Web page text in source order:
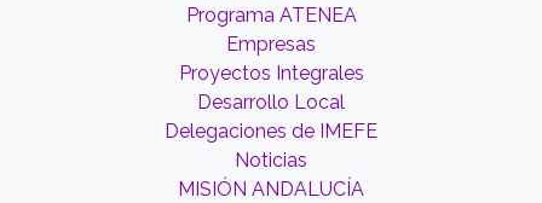
Programa ATENEA
Empresas
Proyectos Integrales
Desarrollo Local
Delegaciones de IMEFE
Noticias
MISIÓN ANDALUCÍA